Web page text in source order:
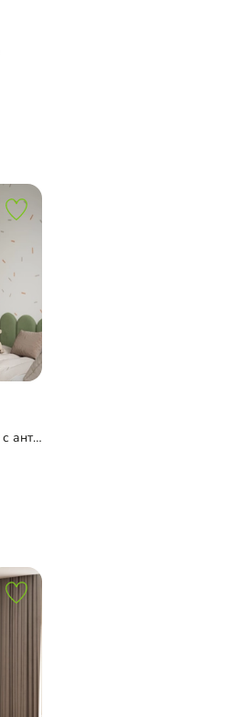
Распашной шкаф Капса-1.3 с антресолью